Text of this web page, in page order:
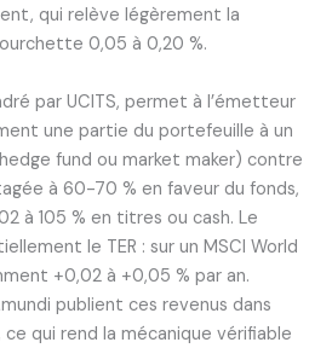
qui relève légèrement la
0,05 à 0,20 %.
par UCITS, permet à l’émetteur
une partie du portefeuille à un
fund ou market maker) contre
à 60-70 % en faveur du fonds,
à 105 % en titres ou cash. Le
le TER : sur un MSCI World
+0,02 à +0,05 % par an.
publient ces revenus dans
qui rend la mécanique vérifiable